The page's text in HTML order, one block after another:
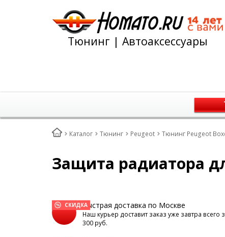
Тюнинг | Автоаксессуары
Каталог Тюнинг Peugeot Тюнинг Peugeot
Защита радиатора
СКИДКАБыстрая доставка по Москве
Наш курьер доставит заказ уже завтра всего
300 руб.